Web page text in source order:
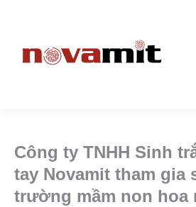
Công ty TNHH Sinh
tay Novamit tham gia
trường mầm non